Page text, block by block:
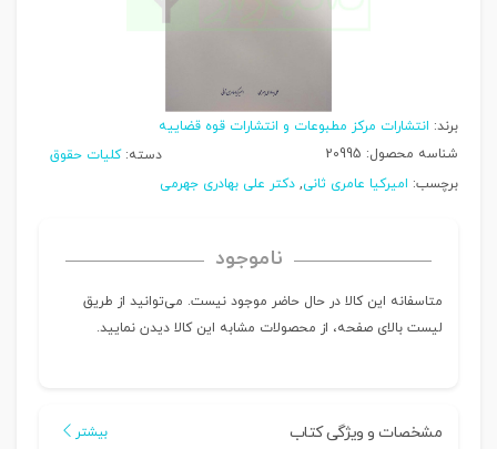
برند: انتشارات مرکز مطبوعات و انتشارات قوه قضاییه
شناسه محصول: 20995 دسته:کلیات حقوق
برچسب: امیرکیا عامری ثانی, دکتر علی بهادری جهرمی
ناموجود
متاسفانه این کالا در حال حاضر موجود نیست. می‌توانید از طریق
لیست بالای صفحه، از محصولات مشابه این کالا دیدن نمایید.
مشخصات و ویژگی کتاب بیشتر